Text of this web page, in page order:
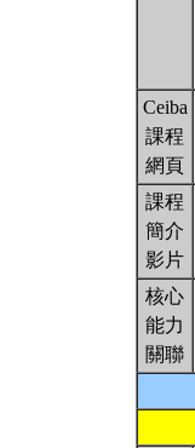
Ceiba
課程
網頁
課程
簡介
影片
核心
能力
關聯